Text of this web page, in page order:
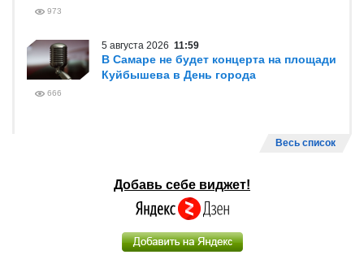
973
5 августа 2026 11:59
В Самаре не будет концерта на площади
Куйбышева в День города
666
Весь список
Добавь себе виджет!